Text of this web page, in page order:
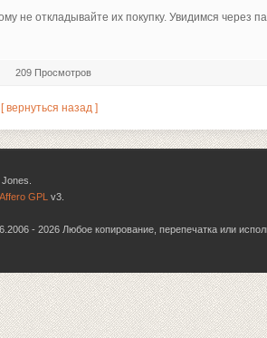
не откладывайте их покупку. Увидимся через
209 Просмотров
[ вернуться назад ]
GPL v3.
- 2026 Любое копирование, перепечатка или